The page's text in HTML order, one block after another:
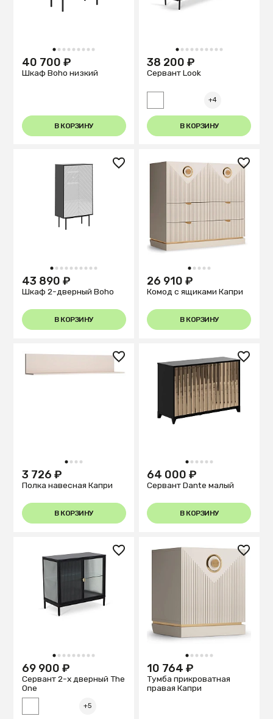
1 2 3 4 5 6 7 8 9
40 700 ₽
Шкаф Boho низкий
В КОРЗИНУ
1 2 3 4 5 6 7 8 9 10
38 200 ₽
Сервант Look
+4
В КОРЗИНУ
1 2 3 4 5 6 7 8 9 10
43 890 ₽
Шкаф 2-дверный Boho
В КОРЗИНУ
1 2 3 4 5
26 910 ₽
Комод с ящиками Капри
В КОРЗИНУ
1 2 3 4
3 726 ₽
Полка навесная Капри
В КОРЗИНУ
1 2 3 4 5 6
64 000 ₽
Сервант Dante малый
В КОРЗИНУ
1 2 3 4 5 6 7 8 9
69 900 ₽
Сервант 2-х дверный The
One
+5
1 2 3 4 5 6
10 764 ₽
Тумба прикроватная
правая Капри